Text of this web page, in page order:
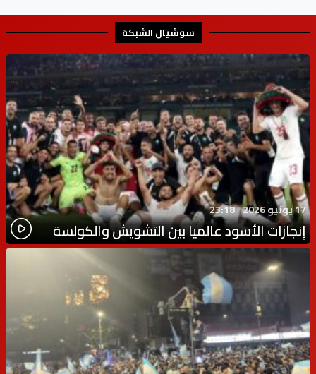
سوشيال الشبكة
17 يونيو 2026 23:18
إنجازات الأسود عالميا بين التشويش والكولسة